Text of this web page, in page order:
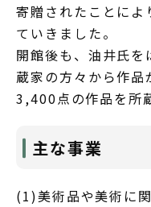
寄贈されたことによ
ていきました。
開館後も、油井氏
蔵家の方々から作
3,400点の作品を所
主な事業
(1)美術品や美術に